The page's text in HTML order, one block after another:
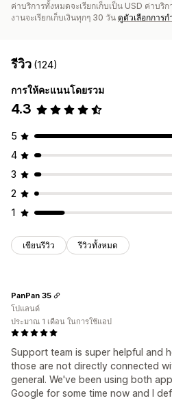
ค่าบริการทั้งหมดจะเรียกเก็บเป็น USD ค่าบริ
งานจะเรียกเก็บเงินทุกๆ 30 วัน ดูตัวเลือกการ
รีวิว (124)
การให้คะแนนโดยรวม
4.3
5
4
3
2
1
เขียนรีวิว รีวิวทั้งหมด
Support team is super helpful and
those are not directly connected
general. We've been using both
Google for some time now and I
PanPan 35
โปแลนด์
ประมาณ 1 เดือน ในการใช้แอป